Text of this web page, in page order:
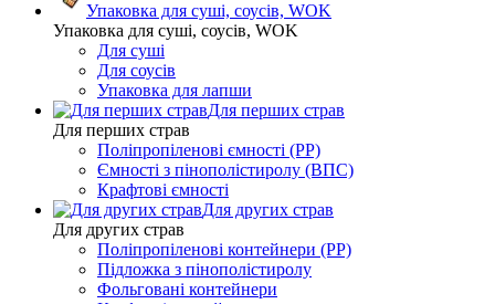
Упаковка для суші, соусів, WOK
Упаковка для суші, соусів, WOK
Для суші
Для соусів
Упаковка для лапши
Для перших страв
Для перших страв
Поліпропіленові ємності (PP)
Ємності з пінополістиролу (ВПС)
Крафтові ємності
Для других страв
Для других страв
Поліпропіленові контейнери (PP)
Підложка з пінополістиролу
Фольговані контейнери